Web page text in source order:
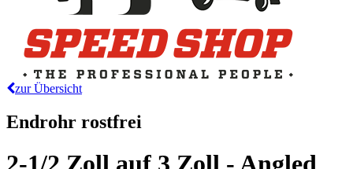
zur Übersicht
Endrohr rostfrei